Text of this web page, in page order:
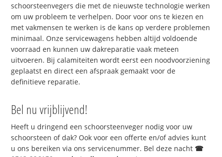
schoorsteenvegers die met de nieuwste technologie werken
om uw probleem te verhelpen. Door voor ons te kiezen en
met vakmensen te werken is de kans op verdere problemen
minimaal. Onze servicewagens hebben altijd voldoende
voorraad en kunnen uw dakreparatie vaak meteen
uitvoeren. Bij calamiteiten wordt eerst een noodvoorziening
geplaatst en direct een afspraak gemaakt voor de
definitieve reparatie.
Bel nu vrijblijvend!
Heeft u dringend een schoorsteenveger nodig voor uw
schoorsteen of dak? Ook voor een offerte en/of advies kunt
u ons bereiken via ons servicenummer. Bel deze nacht ☎